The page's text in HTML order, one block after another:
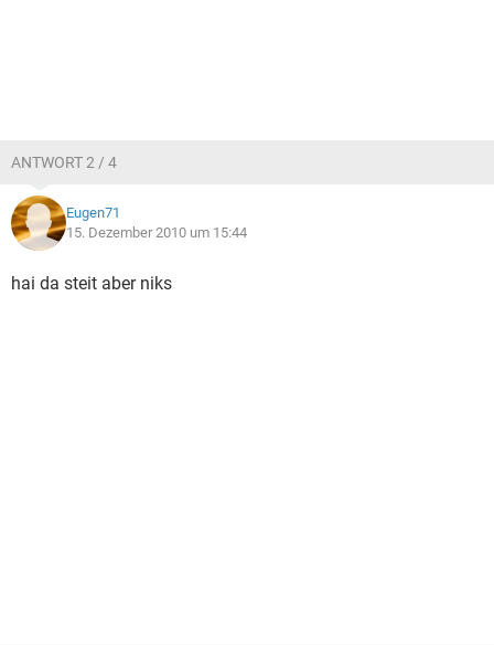
ANTWORT 2 / 4
Eugen71
15. Dezember 2010 um 15:44
hai da steit aber niks